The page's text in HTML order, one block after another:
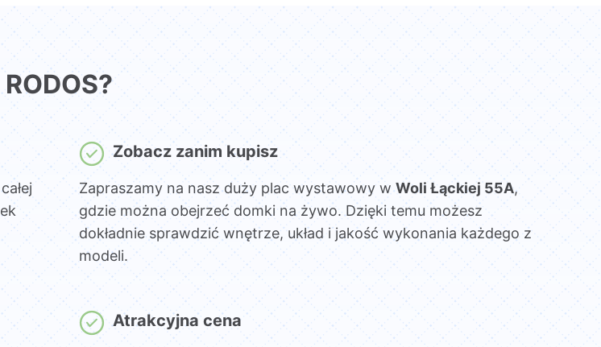
Zobacz zanim kupisz
Zapraszamy na nasz duży plac wystawowy wWoli Łąckiej 55A,
gdzie można obejrzeć domki na żywo. Dzięki temu możesz
dokładnie sprawdzić wnętrze, układ i jakość wykonania każdego z
modeli.
Atrakcyjna cena